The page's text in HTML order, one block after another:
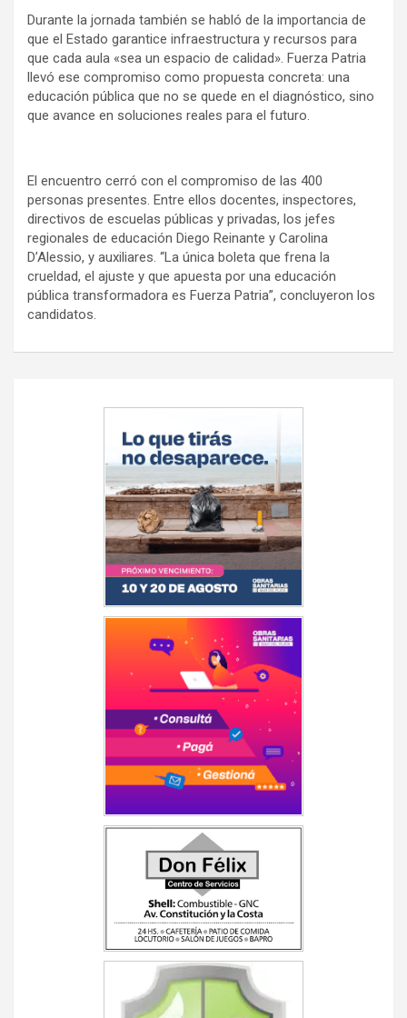
Durante la jornada también se habló de la importancia de
que el Estado garantice infraestructura y recursos para
que cada aula «sea un espacio de calidad». Fuerza Patria
llevó ese compromiso como propuesta concreta: una
educación pública que no se quede en el diagnóstico, sino
que avance en soluciones reales para el futuro.
El encuentro cerró con el compromiso de las 400
personas presentes. Entre ellos docentes, inspectores,
directivos de escuelas públicas y privadas, los jefes
regionales de educación Diego Reinante y Carolina
D’Alessio, y auxiliares. “La única boleta que frena la
crueldad, el ajuste y que apuesta por una educación
pública transformadora es Fuerza Patria”, concluyeron los
candidatos.